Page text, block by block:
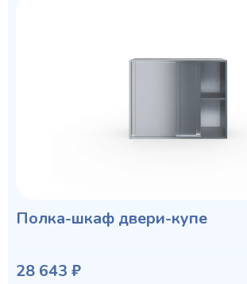
Полка-шкаф двери-купе
28 643 ₽